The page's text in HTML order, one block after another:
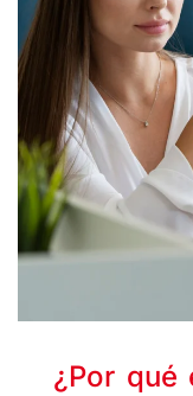
¿Por qué